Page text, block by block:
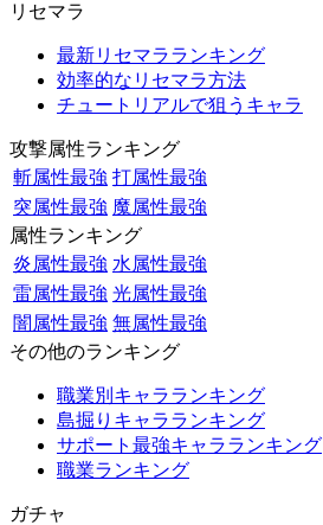
リセマラ
最新リセマラランキング
効率的なリセマラ方法
チュートリアルで狙うキャラ
攻撃属性ランキング
斬属性最強 打属性最強
突属性最強 魔属性最強
属性ランキング
炎属性最強 水属性最強
雷属性最強 光属性最強
闇属性最強 無属性最強
その他のランキング
職業別キャラランキング
島掘りキャラランキング
サポート最強キャラランキング
職業ランキング
ガチャ